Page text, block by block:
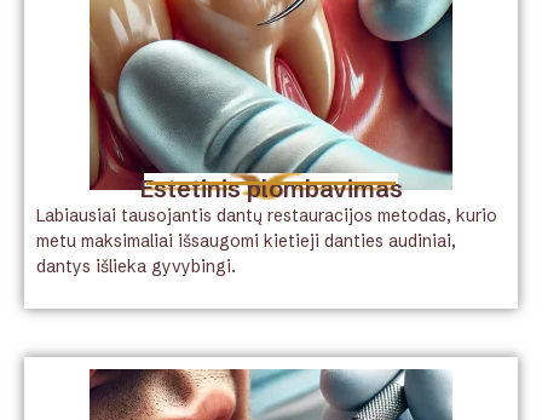
Estetinis plombavimas
Labiausiai tausojantis dantų restauracijos metodas, kurio
metu maksimaliai išsaugomi kietieji danties audiniai,
dantys išlieka gyvybingi.